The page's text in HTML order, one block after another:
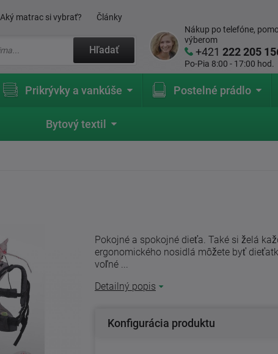
Aký matrac si vybrať? Články
Hľadať
Nákup po telefóne,
výberom
+421222 205
Po-Pia 8:00 - 17:00 hod.
Prikrývky a vankúše Postelné prádlo
Bytový textil
Pokojné a spokojné dieťa. Také si želá
ergonomického nosidlá môžete byť
voľné ...
Detailný popis
Konfigurácia produktu